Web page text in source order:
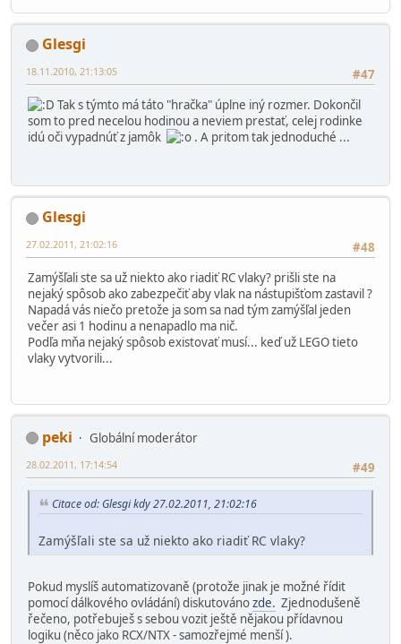
Glesgi
#47
18.11.2010, 21:13:05
Tak s týmto má táto "hračka" úplne iný rozmer. Dokončil
som to pred necelou hodinou a neviem prestať, celej rodinke
idú oči vypadnúť z jamôk
. A pritom tak jednoduché ...
Glesgi
#48
27.02.2011, 21:02:16
Zamýšľali ste sa už niekto ako riadiť RC vlaky? prišli ste na
nejaký spôsob ako zabezpečiť aby vlak na nástupišťom zastavil ?
Napadá vás niečo pretože ja som sa nad tým zamýšľal jeden
večer asi 1 hodinu a nenapadlo ma nič.
Podľa mňa nejaký spôsob existovať musí... keď už LEGO tieto
vlaky vytvorili...
peki
Globální moderátor
#49
28.02.2011, 17:14:54
Citace od: Glesgi kdy 27.02.2011, 21:02:16
Zamýšľali ste sa už niekto ako riadiť RC vlaky?
Pokud myslíš automatizovaně (protože jinak je možné řídit
pomocí dálkového ovládání) diskutovánozde. Zjednodušeně
řečeno, potřebuješ s sebou vozit ještě nějakou přídavnou
logiku (něco jako RCX/NTX - samozřejmé menší ).